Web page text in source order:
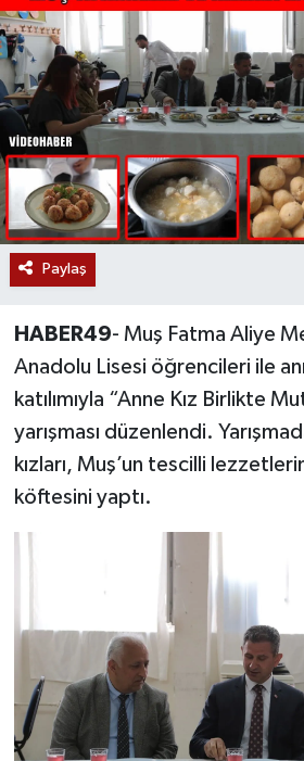
Paylaş
HABER49- Muş Fatma Aliye
Anadolu Lisesi öğrencileri ile
katılımıyla “Anne Kız Birlikte
yarışması düzenlendi.
kızları, Muş’un tescilli
köftesini yaptı.
Teknoloji
Kültür Sanat
Muş
Hasköy
Korkut
Varto